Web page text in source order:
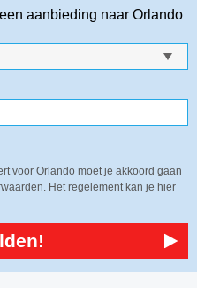
aanbieding naar Orlando
voor Orlando moet je akkoord gaan
Het regelement kan je hier